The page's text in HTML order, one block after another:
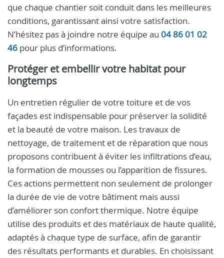
que chaque chantier soit conduit dans les meilleures
conditions, garantissant ainsi votre satisfaction.
N’hésitez pas à joindre notre équipe au 04 86 01 02
46 pour plus d’informations.
Protéger et embellir votre habitat pour
longtemps
Un entretien régulier de votre toiture et de vos
façades est indispensable pour préserver la solidité
et la beauté de votre maison. Les travaux de
nettoyage, de traitement et de réparation que nous
proposons contribuent à éviter les infiltrations d’eau,
la formation de mousses ou l’apparition de fissures.
Ces actions permettent non seulement de prolonger
la durée de vie de votre bâtiment mais aussi
d’améliorer son confort thermique. Notre équipe
utilise des produits et des matériaux de haute qualité,
adaptés à chaque type de surface, afin de garantir
des résultats performants et durables. En choisissant